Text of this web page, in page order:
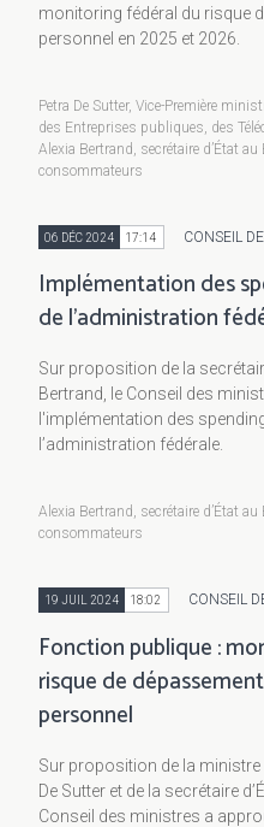
monitoring fédéral du risque
personnel en 2025 et 2026.
Petra De Sutter, Vice-Première
des Entreprises publiques, des
Alexia Bertrand, secrétaire d’État
consommateurs
06 DÉC 2024 17:14 CONSEIL
Implémentation des
de l’administration
Sur proposition de la
Bertrand, le Conseil des
l'implémentation des
l’administration fédérale.
Alexia Bertrand, secrétaire d’État
consommateurs
19 JUIL 2024 18:02 CONSEIL
Fonction publique :
risque de
personnel
Sur proposition de la
De Sutter et de la secrétaire
Conseil des ministres a